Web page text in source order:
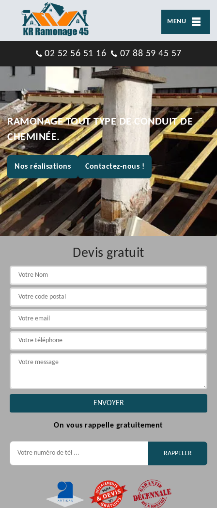
MENU
02 52 56 51 16 07 88 59 45 57
RAMONAGE TOUT TYPE DE CONDUIT DE
CHEMINÉE.
Nos réalisations Contactez-nous !
Devis gratuit
On vous rappelle gratuitement